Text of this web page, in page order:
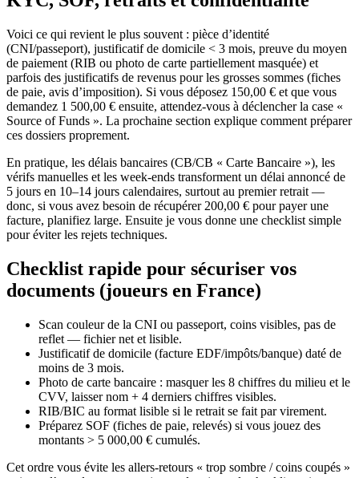
Voici ce qui revient le plus souvent : pièce d’identité
(CNI/passeport), justificatif de domicile < 3 mois, preuve du moyen
de paiement (RIB ou photo de carte partiellement masquée) et
parfois des justificatifs de revenus pour les grosses sommes (fiches
de paie, avis d’imposition). Si vous déposez 150,00 € et que vous
demandez 1 500,00 € ensuite, attendez‑vous à déclencher la case «
Source of Funds ». La prochaine section explique comment préparer
ces dossiers proprement.
En pratique, les délais bancaires (CB/CB « Carte Bancaire »), les
vérifs manuelles et les week‑ends transforment un délai annoncé de
5 jours en 10–14 jours calendaires, surtout au premier retrait —
donc, si vous avez besoin de récupérer 200,00 € pour payer une
facture, planifiez large. Ensuite je vous donne une checklist simple
pour éviter les rejets techniques.
Checklist rapide pour sécuriser vos
documents (joueurs en France)
Scan couleur de la CNI ou passeport, coins visibles, pas de
reflet — fichier net et lisible.
Justificatif de domicile (facture EDF/impôts/banque) daté de
moins de 3 mois.
Photo de carte bancaire : masquer les 8 chiffres du milieu et le
CVV, laisser nom + 4 derniers chiffres visibles.
RIB/BIC au format lisible si le retrait se fait par virement.
Préparez SOF (fiches de paie, relevés) si vous jouez des
montants > 5 000,00 € cumulés.
Cet ordre vous évite les allers‑retours « trop sombre / coins coupés »